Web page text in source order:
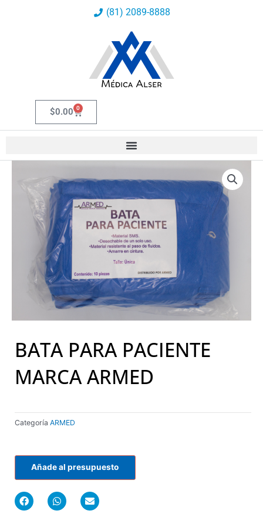
(81) 2089-8888
$0.00 0
Carrito
BATA PARA PACIENTE
MARCA ARMED
Categoría ARMED
Añade al presupuesto
F
a
c
W
h
a
E
n
v